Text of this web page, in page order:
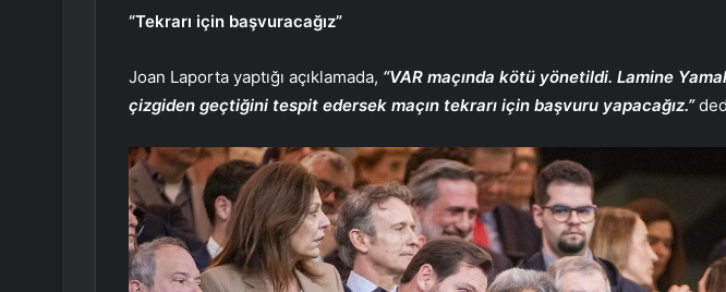
“Tekrarı için başvuracağız”
Joan Laporta yaptığı açıklamada, “VAR maçında kötü yönetildi. Lamine
çizgiden geçtiğini tespit edersek maçın tekrarı için başvuru yapacağız.”